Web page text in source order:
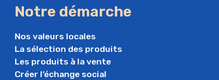
Notre démarche
Nos valeurs locales
La sélection des produits
Les produits à la vente
Créer l’échange social